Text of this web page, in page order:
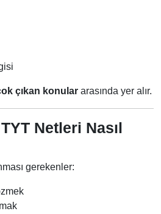
çıkan konular arasında yer alır.
Netleri Nasıl
gerekenler: